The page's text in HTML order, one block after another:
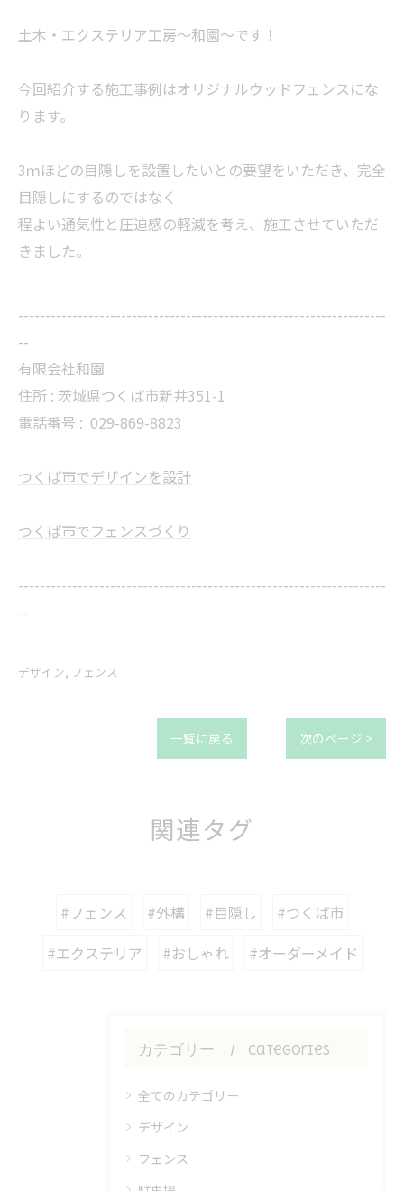
土木・エクステリア工房～和園～です！
今回紹介する施工事例はオリジナルウッドフェンスにな
ります。
3ｍほどの目隠しを設置したいとの要望をいただき、完全
目隠しにするのではなく
程よい通気性と圧迫感の軽減を考え、施工させていただ
きました。
--------------------------------------------------------------------
--
有限会社和園
住所 : 茨城県つくば市新井351-1
電話番号 : 029-869-8823
つくば市でデザインを設計
つくば市でフェンスづくり
--------------------------------------------------------------------
--
デザイン フェンス
一覧に戻る 次のページ >
関連タグ
#フェンス #外構 #目隠し
#つくば市
#エクステリア
#おしゃれ #オーダーメイド
カテゴリー Categories
全てのカテゴリー
デザイン
フェンス